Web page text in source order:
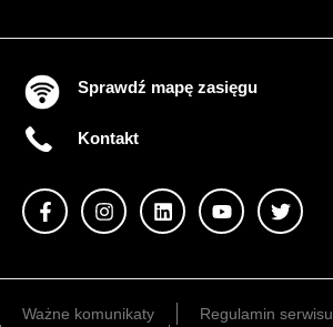
Sprawdź mapę zasięgu
Kontakt
Ważne komunikaty
Regulamin serwisu